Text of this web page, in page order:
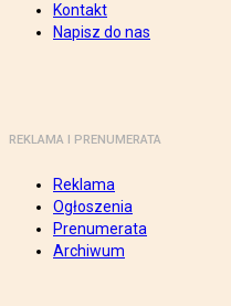
Kontakt
Napisz do nas
REKLAMA I PRENUMERATA
Reklama
Ogłoszenia
Prenumerata
Archiwum